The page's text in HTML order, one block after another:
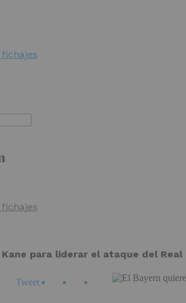
para liderar el ataque del Real
Tweet